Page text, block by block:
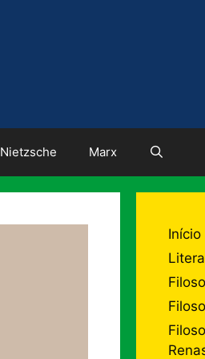
Nietzsche Marx
Início